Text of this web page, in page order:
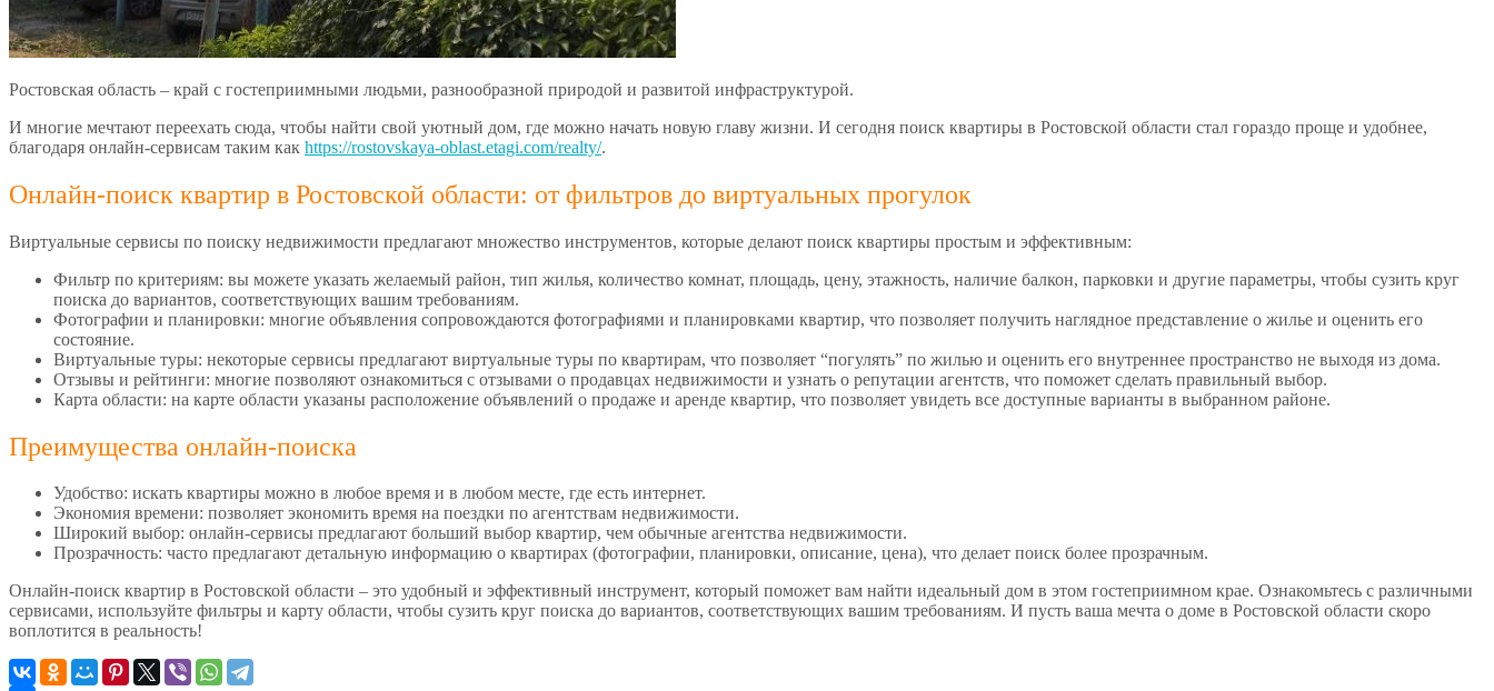
Ростовская область – край с гостеприимными людьми, разнообразной природой и развитой инфраструктурой.
И многие мечтают переехать сюда, чтобы найти свой уютный дом, где можно начать новую главу жизни. И сегодня поиск квартиры в Ростовской области стал гораздо проще и удобнее,
благодаря онлайн-сервисам таким как https://rostovskaya-oblast.etagi.com/realty/.
Онлайн-поиск квартир в Ростовской области: от фильтров до виртуальных прогулок
Виртуальные сервисы по поиску недвижимости предлагают множество инструментов, которые делают поиск квартиры простым и эффективным:
Фильтр по критериям: вы можете указать желаемый район, тип жилья, количество комнат, площадь, цену, этажность, наличие балкон, парковки и другие параметры, чтобы сузить круг
поиска до вариантов, соответствующих вашим требованиям.
Фотографии и планировки: многие объявления сопровождаются фотографиями и планировками квартир, что позволяет получить наглядное представление о жилье и оценить его
состояние.
Виртуальные туры: некоторые сервисы предлагают виртуальные туры по квартирам, что позволяет “погулять” по жилью и оценить его внутреннее пространство не выходя из дома.
Отзывы и рейтинги: многие позволяют ознакомиться с отзывами о продавцах недвижимости и узнать о репутации агентств, что поможет сделать правильный выбор.
Карта области: на карте области указаны расположение объявлений о продаже и аренде квартир, что позволяет увидеть все доступные варианты в выбранном районе.
Преимущества онлайн-поиска
Удобство: искать квартиры можно в любое время и в любом месте, где есть интернет.
Экономия времени: позволяет экономить время на поездки по агентствам недвижимости.
Широкий выбор: онлайн-сервисы предлагают больший выбор квартир, чем обычные агентства недвижимости.
Прозрачность: часто предлагают детальную информацию о квартирах (фотографии, планировки, описание, цена), что делает поиск более прозрачным.
Онлайн-поиск квартир в Ростовской области – это удобный и эффективный инструмент, который поможет вам найти идеальный дом в этом гостеприимном крае. Ознакомьтесь с различными
сервисами, используйте фильтры и карту области, чтобы сузить круг поиска до вариантов, соответствующих вашим требованиям. И пусть ваша мечта о доме в Ростовской области скоро
воплотится в реальность!